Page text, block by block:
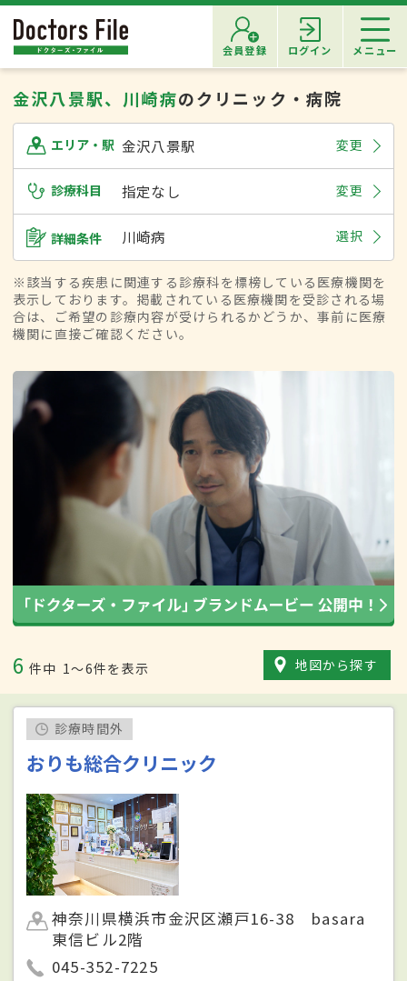
会員登録 ログイン メニュー
金沢八景駅、川崎病のクリニック・病院
エリア・駅 金沢八景駅 変更
診療科目 指定なし 変更
詳細条件 川崎病 選択
※該当する疾患に関連する診療科を標榜している医療機関を
表示しております。掲載されている医療機関を受診される場
合は、ご希望の診療内容が受けられるかどうか、事前に医療
機関に直接ご確認ください。
6 件中 1〜6件を表示 地図から探す
診療時間外
おりも総合クリニック
神奈川県横浜市金沢区瀬戸16-38 basara
東信ビル2階
045-352-7225